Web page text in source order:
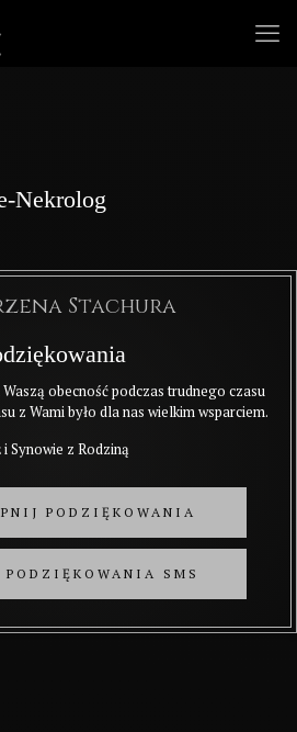
Nekrolog
Stachura
obecność podczas trudnego czasu
z Wami było dla nas wielkim wsparciem.
i Synowie z Rodziną
PODZIĘKOWANIA
PODZIĘKOWANIA SMS